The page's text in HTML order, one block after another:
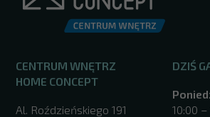
CENTRUM WNĘTRZ
HOME CONCEPT
Al. Roździeńskiego 191
DZIŚ
10:00 –